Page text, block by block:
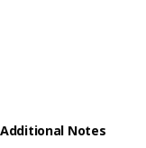
Additional Notes